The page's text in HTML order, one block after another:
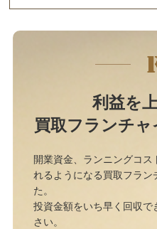
利益を
買取フランチ
開業資金、ランニングコ
れるようになる買取フラン
た。
投資金額をいち早く回収で
さい。